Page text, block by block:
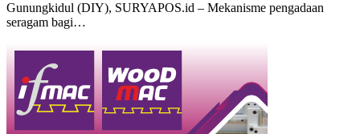
Gunungkidul (DIY), SURYAPOS.id – Mekanisme pengadaan
seragam bagi…